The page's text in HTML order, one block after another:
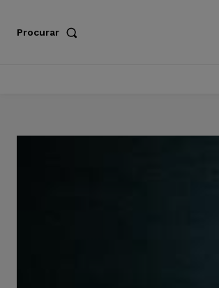
Procurar